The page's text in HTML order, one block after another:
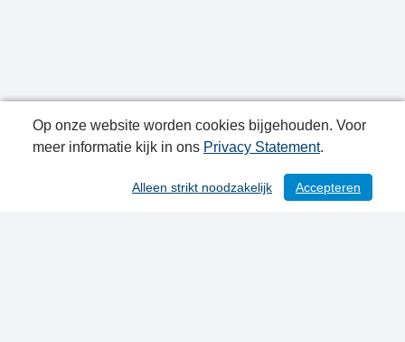
Publicatiedatum: 21-08-2024
Op onze website worden cookies bijgehouden. Voor
meer informatie kijk in ons Privacy Statement.
Accepteren
Alleen strikt noodzakelijk